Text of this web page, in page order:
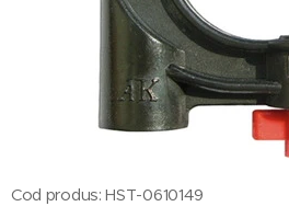
Cod produs: HST-0610149